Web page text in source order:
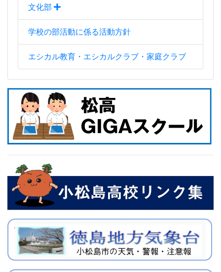
文化部
学校の部活動に係る活動方針
エシカル教育・エシカルクラブ・家庭クラブ